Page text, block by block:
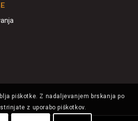
piškotke. Z nadaljevanjem brskanja po
z uporabo piškotkov.